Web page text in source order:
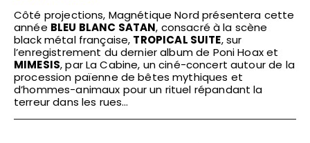
Côté projections, Magnétique Nord présentera cette
année BLEU BLANC SATAN, consacré à la scène
black métal française, TROPICAL SUITE, sur
l’enregistrement du dernier album de Poni Hoax et
MIMESIS, par La Cabine, un ciné-concert autour de la
procession païenne de bêtes mythiques et
d’hommes-animaux pour un rituel répandant la
terreur dans les rues…